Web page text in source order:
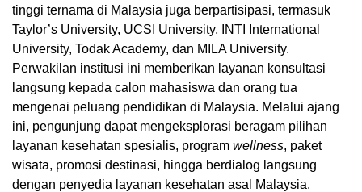
tinggi ternama di Malaysia juga berpartisipasi, termasuk
Taylor’s University, UCSI University, INTI International
University, Todak Academy, dan MILA University.
Perwakilan institusi ini memberikan layanan konsultasi
langsung kepada calon mahasiswa dan orang tua
mengenai peluang pendidikan di Malaysia. Melalui ajang
ini, pengunjung dapat mengeksplorasi beragam pilihan
layanan kesehatan spesialis, program wellness, paket
wisata, promosi destinasi, hingga berdialog langsung
dengan penyedia layanan kesehatan asal Malaysia.